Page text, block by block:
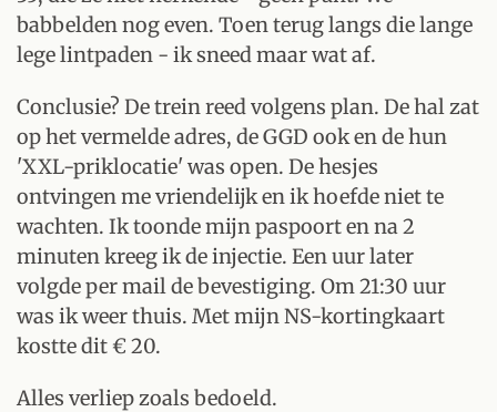
babbelden nog even. Toen terug langs die lange
lege lintpaden - ik sneed maar wat af.
Conclusie? De trein reed volgens plan. De hal zat
op het vermelde adres, de GGD ook en de hun
'XXL-priklocatie' was open. De hesjes
ontvingen me vriendelijk en ik hoefde niet te
wachten. Ik toonde mijn paspoort en na 2
minuten kreeg ik de injectie. Een uur later
volgde per mail de bevestiging. Om 21:30 uur
was ik weer thuis. Met mijn NS-kortingkaart
kostte dit € 20.
Alles verliep zoals bedoeld.